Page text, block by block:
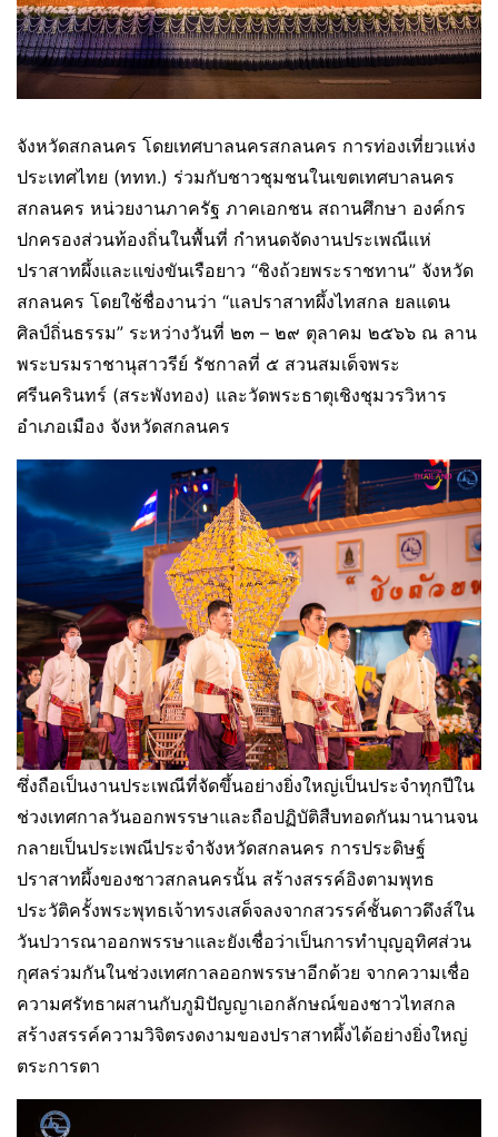
จังหวัดสกลนคร โดยเทศบาลนครสกลนคร การท่องเที่ยวแห่ง
ประเทศไทย (ททท.) ร่วมกับชาวชุมชนในเขตเทศบาลนคร
สกลนคร หน่วยงานภาครัฐ ภาคเอกชน สถานศึกษา องค์กร
ปกครองส่วนท้องถิ่นในพื้นที่ กำหนดจัดงานประเพณีแห่
ปราสาทผึ้งและแข่งขันเรือยาว “ชิงถ้วยพระราชทาน” จังหวัด
สกลนคร โดยใช้ชื่องานว่า “แลปราสาทผึ้งไทสกล ยลแดน
ศิลป์ถิ่นธรรม” ระหว่างวันที่ ๒๓ – ๒๙ ตุลาคม ๒๕๖๖ ณ ลาน
พระบรมราชานุสาวรีย์ รัชกาลที่ ๕ สวนสมเด็จพระ
ศรีนครินทร์ (สระพังทอง) และวัดพระธาตุเชิงชุมวรวิหาร
อำเภอเมือง จังหวัดสกลนคร
ซึ่งถือเป็นงานประเพณีที่จัดขึ้นอย่างยิ่งใหญ่เป็นประจำทุกปีใน
ช่วงเทศกาลวันออกพรรษาและถือปฏิบัติสืบทอดกันมานานจน
กลายเป็นประเพณีประจำจังหวัดสกลนคร การประดิษฐ์
ปราสาทผึ้งของชาวสกลนครนั้น สร้างสรรค์อิงตามพุทธ
ประวัติครั้งพระพุทธเจ้าทรงเสด็จลงจากสวรรค์ชั้นดาวดึงส์ใน
วันปวารณาออกพรรษาและยังเชื่อว่าเป็นการทำบุญอุทิศส่วน
กุศลร่วมกันในช่วงเทศกาลออกพรรษาอีกด้วย จากความเชื่อ
ความศรัทธาผสานกับภูมิปัญญาเอกลักษณ์ของชาวไทสกล
สร้างสรรค์ความวิจิตรงดงามของปราสาทผึ้งได้อย่างยิ่งใหญ่
ตระการตา